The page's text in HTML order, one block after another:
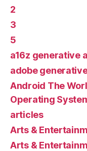
2
3
5
a16z generative
adobe
Android The
Operating
articles
Arts &
Arts &